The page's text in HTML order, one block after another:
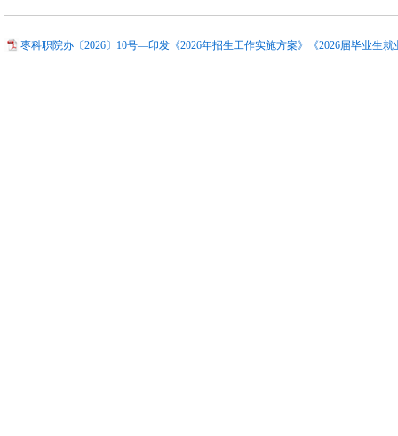
枣科职院办〔2026〕10号—印发《2026年招生工作实施方案》《2026届毕业生